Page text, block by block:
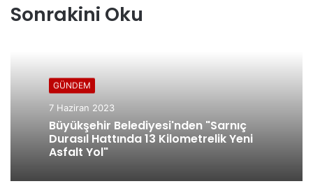
Sonrakini Oku
GÜNDEM
7 Haziran 2023
Büyükşehir Belediyesi'nden "Sarnıç
Durasıl Hattında 13 Kilometrelik Yeni
Asfalt Yol"